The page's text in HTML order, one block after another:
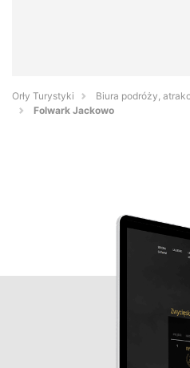
Orły Turystyki
Biura podróży,
Folwark Jackowo